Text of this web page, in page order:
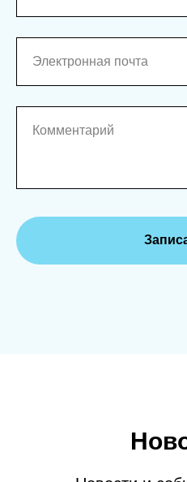
Электронная почта
Комментарий